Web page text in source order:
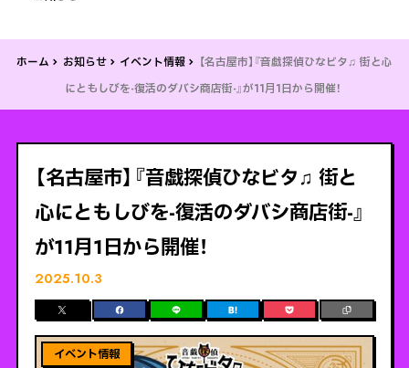
ホーム お知らせ イベント情報
【名古屋市】『音戯探偵ひなビタ♫ 街と心
にともしびを-復活のダバシ商店街-』が11月1日から開催！
【名古屋市】『音戯探偵ひなビタ♫ 街と
心にともしびを-復活のダバシ商店街-』
が11月1日から開催！
2025.10.3